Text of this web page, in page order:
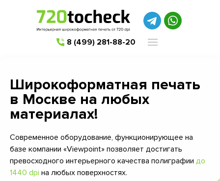
8 (499) 281-88-20
Широкоформатная печать
в Москве на любых
материалах!
Современное оборудование, функционирующее на
базе компании «Viewpoint» позволяет достигать
превосходного интерьерного качества полиграфии до
1440 dpi на любых поверхностях.